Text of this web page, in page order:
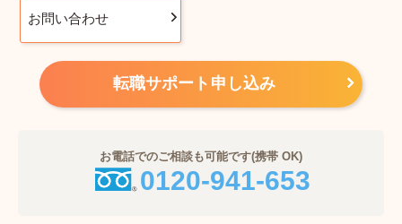
お問い合わせ
転職サポート申し込み
お電話でのご相談も可能です(携帯 OK)
0120-941-653